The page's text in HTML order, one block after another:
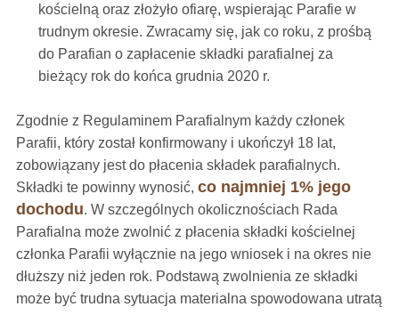
kościelną oraz złożyło ofiarę, wspierając Parafie w
trudnym okresie. Zwracamy się, jak co roku, z prośbą
do Parafian o zapłacenie składki parafialnej za
bieżący rok do końca grudnia 2020 r.
Zgodnie z Regulaminem Parafialnym każdy członek
Parafii, który został konfirmowany i ukończył 18 lat,
zobowiązany jest do płacenia składek parafialnych.
Składki te powinny wynosić, co najmniej 1% jego
dochodu. W szczególnych okolicznościach Rada
Parafialna może zwolnić z płacenia składki kościelnej
członka Parafii wyłącznie na jego wniosek i na okres nie
dłuższy niż jeden rok. Podstawą zwolnienia ze składki
może być trudna sytuacja materialna spowodowana utratą